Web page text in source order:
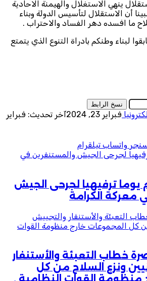
ينهي الاستغلال والهيمنة الاحادية
أن الاستقلال لتأسيس الدولة وبناء
ما افسده دهر الفساد والاحتراب .
لبناء وطنكم بادراة التنوع الذي يتمتع
نسخ الرابط
فبراير 23, 2024
آخر تحديث: فبراير
واتساب تيلقرام
لجرحى الجيش والمستنفرين في
ترفيهيا لجرحى الجيش
معركة الكرامة
التعبئة والأستنفار والتجييش
من كل المجموعات خارج منظومة القوات
خطاب التعبئة والأستنفار
ونزع السلاح من كل